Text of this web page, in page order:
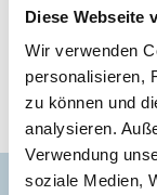
Diese Webseite
Wir verwenden
personalisieren,
zu können und
analysieren.
Verwendung
soziale Medien,
WONNILAND-
Eventreihe
kreativen
Geburtstags-
über die
Kontakt